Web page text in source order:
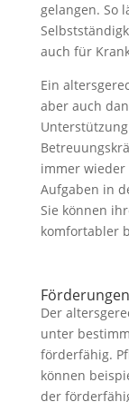
gelangen. So
auch für
Ein
aber auch
immer wieder
Aufgaben in
Sie können
komfortabler
Der
unter
förderfähig.
können
der